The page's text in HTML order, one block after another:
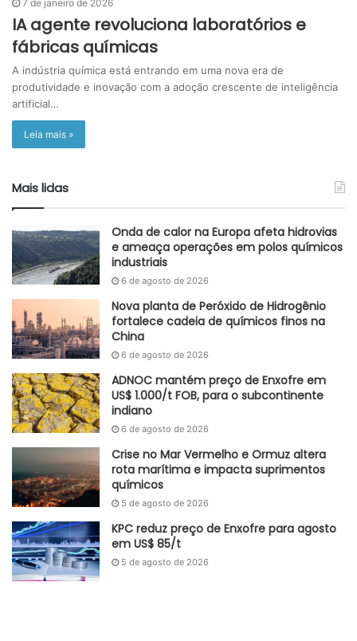
7 de janeiro de 2026
IA agente revoluciona laboratórios e
fábricas químicas
A indústria química está entrando em uma nova era de
produtividade e inovação com a adoção crescente de inteligência
artificial…
Leia mais »
Mais lidas
Onda de calor na Europa afeta hidrovias
e ameaça operações em polos químicos
industriais
6 de agosto de 2026
Nova planta de Peróxido de Hidrogênio
fortalece cadeia de químicos finos na
China
6 de agosto de 2026
ADNOC mantém preço de Enxofre em
US$ 1.000/t FOB, para o subcontinente
indiano
6 de agosto de 2026
Crise no Mar Vermelho e Ormuz altera
rota marítima e impacta suprimentos
químicos
5 de agosto de 2026
KPC reduz preço de Enxofre para agosto
em US$ 85/t
5 de agosto de 2026